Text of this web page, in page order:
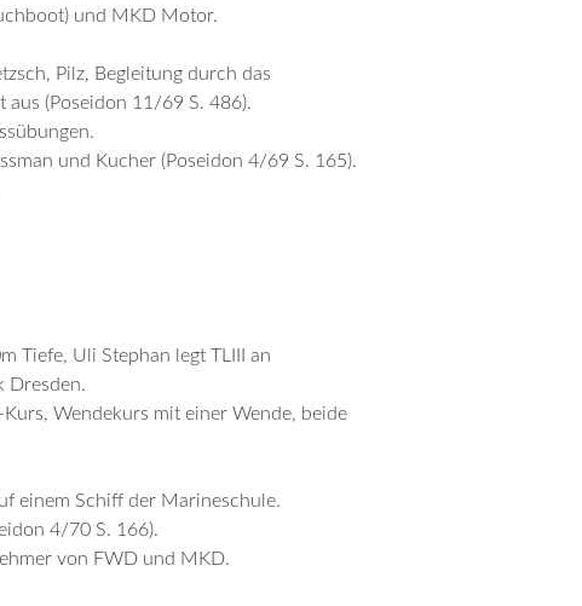
und MKD Motor.
Pilz, Begleitung durch das
(Poseidon 11/69 S. 486).
und Kucher (Poseidon 4/69 S. 165).
Tiefe, Uli Stephan legt TLIII an
Dresden.
Wendekurs mit einer Wende, beide
einem Schiff der Marineschule.
4/70 S. 166).
von FWD und MKD.